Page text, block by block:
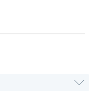
れを癒してください